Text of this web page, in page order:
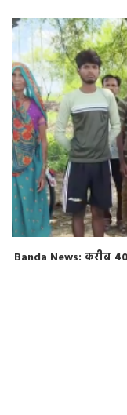
Banda News: करीब